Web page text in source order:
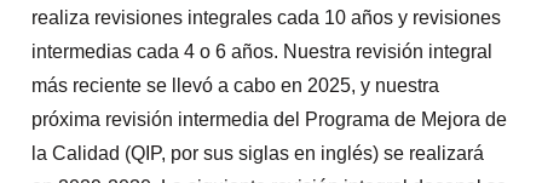
realiza revisiones integrales cada 10 años y revisiones
intermedias cada 4 o 6 años. Nuestra revisión integral
más reciente se llevó a cabo en 2025, y nuestra
próxima revisión intermedia del Programa de Mejora de
la Calidad (QIP, por sus siglas en inglés) se realizará